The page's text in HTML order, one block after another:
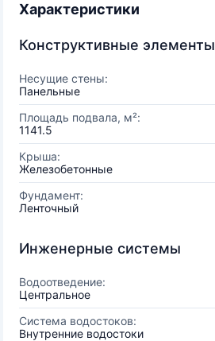
Характеристики
Конструктивные элементы
Несущие стены:
Панельные
Площадь подвала, м²:
1141.5
Крыша:
Железобетонные
Фундамент:
Ленточный
Инженерные системы
Водоотведение:
Центральное
Система водостоков:
Внутренние водостоки